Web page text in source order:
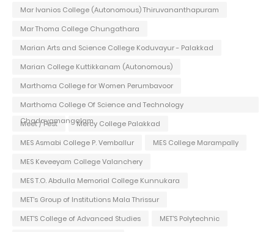
Mar Ivanios College (Autonomous) Thiruvananthapuram
Mar Thoma College Chungathara
Marian Arts and Science College Koduvayur - Palakkad
Marian College Kuttikkanam (Autonomous)
Marthoma College for Women Perumbavoor
Marthoma College Of Science and Technology
Chadayamangalam
Meet / Fest
Mercy College Palakkad
MES Asmabi College P. Vemballur
MES College Marampally
MES Keveeyam College Valanchery
MES T.O. Abdulla Memorial College Kunnukara
MET's Group of Institutions Mala Thrissur
MET'S College of Advanced Studies
MET'S Polytechnic